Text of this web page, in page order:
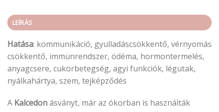
LEÍRÁS
Hatása: kommunikáció, gyulladáscsökkentő, vérnyomás
csökkentő, immunrendszer, ödéma, hormontermelés,
anyagcsere, cukorbetegség, agyi funkciók, légutak,
nyálkahártya, szem, tejképződés
A Kalcedonásványt, már az ókorban is használták